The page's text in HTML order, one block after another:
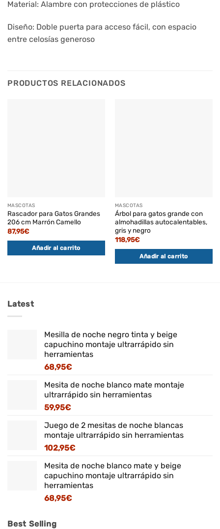
Material: Alambre con protecciones de plástico
Diseño: Doble puerta para acceso fácil, con espacio
entre celosías generoso
PRODUCTOS RELACIONADOS
MASCOTAS
Rascador para Gatos Grandes
206 cm Marrón Camello
87,95€
Añadir al carrito
MASCOTAS
Árbol para gatos grande con
almohadillas autocalentables,
gris y negro
118,95€
Añadir al carrito
Latest
Mesilla de noche negro tinta y beige
capuchino montaje ultrarrápido sin
herramientas
68,95€
Mesita de noche blanco mate montaje
ultrarrápido sin herramientas
59,95€
Juego de 2 mesitas de noche blancas
montaje ultrarrápido sin herramientas
102,95€
Mesita de noche blanco mate y beige
capuchino montaje ultrarrápido sin
herramientas
68,95€
Best Selling